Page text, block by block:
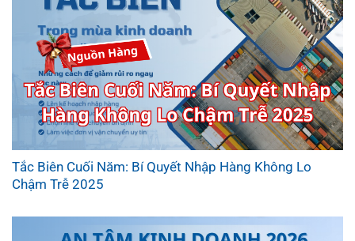
Tắc Biên Cuối Năm: Bí Quyết Nhập Hàng Không Lo
Chậm Trễ 2025